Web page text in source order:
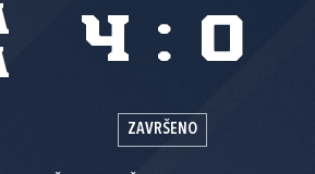
4 : 0
ZAVRŠENO